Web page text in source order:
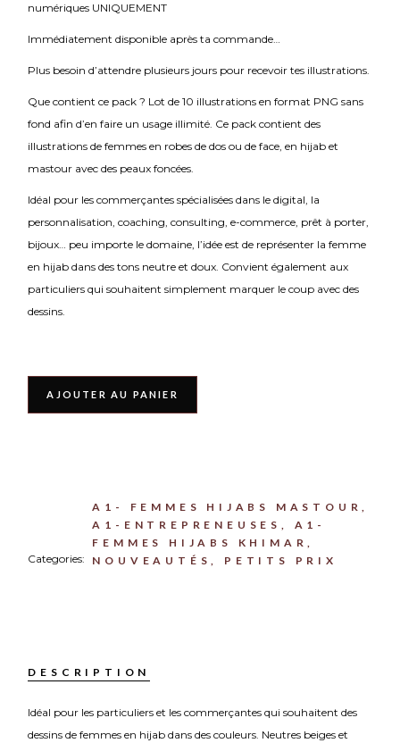
numériques UNIQUEMENT
Immédiatement disponible après ta commande…
Plus besoin d’attendre plusieurs jours pour recevoir tes illustrations.
Que contient ce pack ? Lot de 10 illustrations en format PNG sans
fond afin d’en faire un usage illimité. Ce pack contient des
illustrations de femmes en robes de dos ou de face, en hijab et
mastour avec des peaux foncées.
Idéal pour les commerçantes spécialisées dans le digital, la
personnalisation, coaching, consulting, e-commerce, prêt à porter,
bijoux… peu importe le domaine, l’idée est de représenter la femme
en hijab dans des tons neutre et doux. Convient également aux
particuliers qui souhaitent simplement marquer le coup avec des
dessins.
AJOUTER AU PANIER
Categories:
A1- FEMMES HIJABS MASTOUR,
A1-ENTREPRENEUSES , A1-
FEMMES HIJABS KHIMAR,
NOUVEAUTÉS, PETITS PRIX
DESCRIPTION
Idéal pour les particuliers et les commerçantes qui souhaitent des
dessins de femmes en hijab dans des couleurs. Neutres beiges et